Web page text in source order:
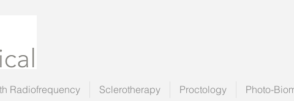
Radiofrequency Sclerotherapy Proctology Photo-